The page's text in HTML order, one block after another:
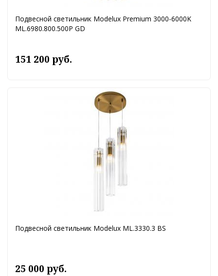
Подвесной светильник Modelux Premium 3000-6000K
ML.6980.800.500P GD
151 200 руб.
Подвесной светильник Modelux ML.3330.3 BS
25 000 руб.